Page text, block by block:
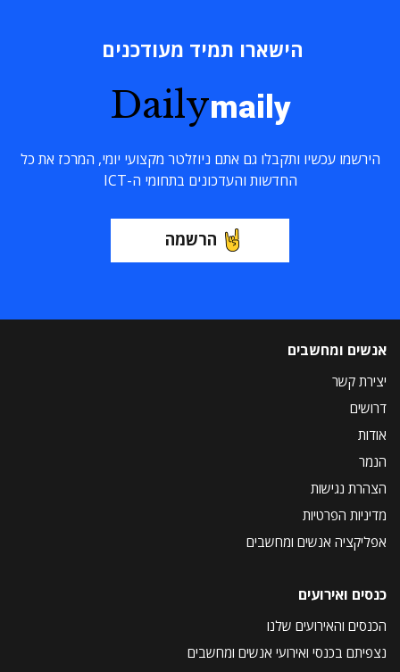
הישארו תמיד מעודכנים
Dailymaily
הירשמו עכשיו ותקבלו גם אתם ניוזלטר מקצועי יומי, המרכז את כל
החדשות והעדכונים בתחומי ה-ICT
הרשמה
אנשים ומחשבים
יצירת קשר
דרושים
אודות
הנמר
הצהרת נגישות
מדיניות הפרטיות
אפליקציה אנשים ומחשבים
כנסים ואירועים
הכנסים והאירועים שלנו
נצפיתם בכנסי ואירועי אנשים ומחשבים